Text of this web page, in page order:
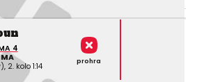
4
2. kolo 1:14
prohra